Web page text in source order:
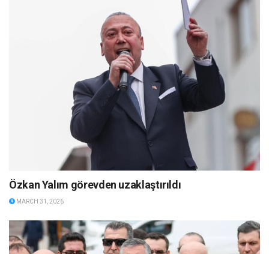
Özkan Yalım görevden uzaklaştırıldı
MARCH 31, 2026